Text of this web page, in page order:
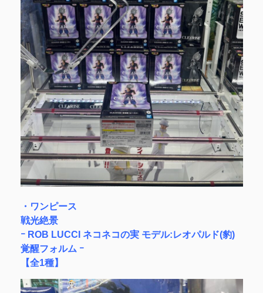
・ワンピース
戦光絶景
ｰ ROB LUCCI ネコネコの実 モデル:レオパルド(豹)
覚醒フォルム ｰ
【全1種】